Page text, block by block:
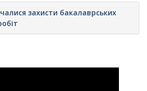
захисти бакалаврських